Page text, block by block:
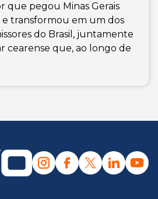
que pegou Minas Gerais
transformou em um dos
do Brasil, juntamente
cearense que, ao longo de